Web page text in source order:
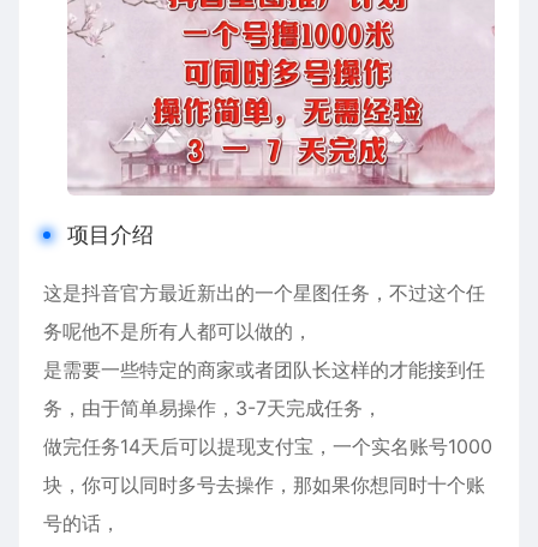
项目介绍
这是抖音官方最近新出的一个星图任务，不过这个任
务呢他不是所有人都可以做的，
是需要一些特定的商家或者团队长这样的才能接到任
务，由于简单易操作，3-7天完成任务，
做完任务14天后可以提现支付宝，一个实名账号1000
块，你可以同时多号去操作，那如果你想同时十个账
号的话，